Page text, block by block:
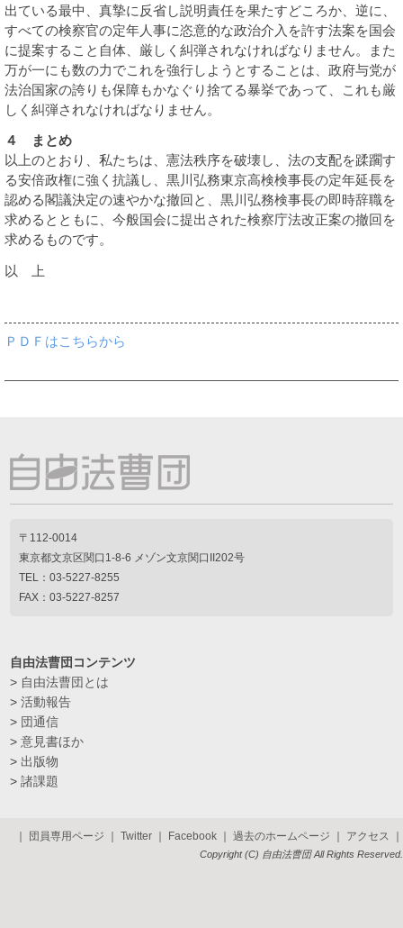
出ている最中、真摯に反省し説明責任を果たすどころか、逆に、
すべての検察官の定年人事に恣意的な政治介入を許す法案を国会
に提案すること自体、厳しく糾弾されなければなりません。また
万が一にも数の力でこれを強行しようとすることは、政府与党が
法治国家の誇りも保障もかなぐり捨てる暴挙であって、これも厳
しく糾弾されなければなりません。
４ まとめ
以上のとおり、私たちは、憲法秩序を破壊し、法の支配を蹂躙す
る安倍政権に強く抗議し、黒川弘務東京高検検事長の定年延長を
認める閣議決定の速やかな撤回と、黒川弘務検事長の即時辞職を
求めるとともに、今般国会に提出された検察庁法改正案の撤回を
求めるものです。
以 上
ＰＤＦはこちらから
〒112-0014
東京都文京区関口1-8-6 メゾン文京関口II202号
TEL：03-5227-8255
FAX：03-5227-8257
自由法曹団コンテンツ
> 自由法曹団とは
>活動報告
> 団通信
>意見書ほか
> 出版物
>諸課題
｜ 団員専用ページ ｜ Twitter ｜ Facebook ｜ 過去のホームページ ｜ アクセス ｜
Copyright (C) 自由法曹団 All Rights Reserved.